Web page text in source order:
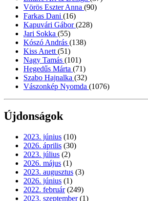
Vörös Eszter Anna (90)
Farkas Dani (16)
Kapuvári Gábor(228)
Jari Sokka (55)
Kószó András (138)
Kiss Anett (51)
Nagy Tamás (101)
Hegedűs Márta (71)
Szabo Hajnalka (32)
Vászonkép Nyomda (1076)
Újdonságok
2023. június (10)
2026. április (30)
2023. július (2)
2026. május (1)
2023. augusztus (3)
2026. június (1)
2022. február (249)
2023. szeptember (1)